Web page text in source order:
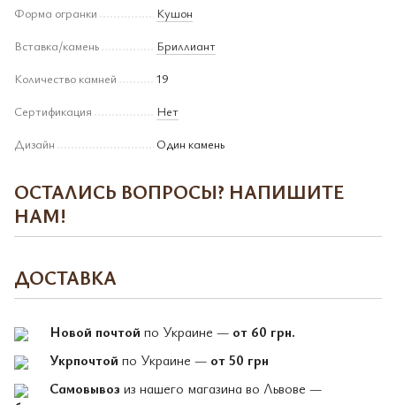
Форма огранки
Кушон
Вставка/камень
Бриллиант
Количество камней
19
Сертификация
Нет
Дизайн
Один камень
ОСТАЛИСЬ ВОПРОСЫ? НАПИШИТЕ
НАМ!
ДОСТАВКА
Новой почтой по Украине — от 60 грн.
Укрпочтой по Украине — от 50 грн
Самовывоз из нашего магазина во Львове —